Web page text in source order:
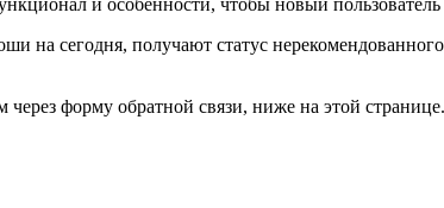
и особенности, чтобы новый пользователь
на сегодня, получают статус
форму обратной связи, ниже на этой странице.